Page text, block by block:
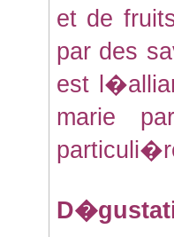
et de
par des
est
marie